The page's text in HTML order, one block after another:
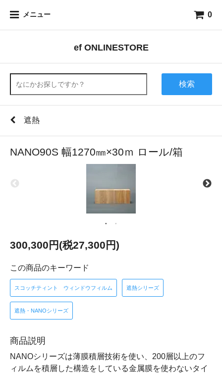
メニュー 0
ef ONLINESTORE
検索
遮熱
NANO90S 幅1270㎜×30ｍ ロール/箱
300,300円(税27,300円)
この商品のキーワード
スコッチティント ウィンドウフィルム 遮熱シリーズ
遮熱・NANOシリーズ
商品説明
NANOシリーズは薄膜積層技術を使い、200層以上のフ
ィルムを積層した構造をしている金属膜を使わないタイ